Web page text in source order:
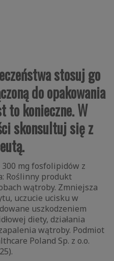
stosuj go
do opakowania
to konieczne. W
skonsultuj się z
300 mg fosfolipidów z
Roślinny produkt
wątroby. Zmniejsza
uczucie ucisku w
uszkodzeniem
diety, działania
wątroby. Podmiot
Poland Sp. z o.o.